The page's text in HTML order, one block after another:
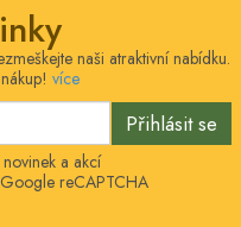
naši atraktivní nabídku.
více
Přihlásit se
a akcí
reCAPTCHA